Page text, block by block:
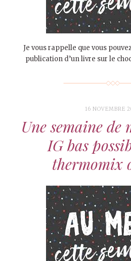
Je vous rappelle que vous
publication d’un livre sur le
16 NOVEMBRE
Une semaine de
IG bas
thermomix